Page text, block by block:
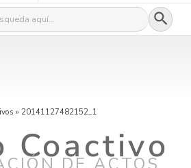
Botón
» 20141127482152_1
Coactivo